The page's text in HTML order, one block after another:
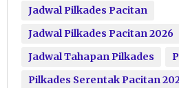
Jadwal Pilkades Pacitan
Jadwal Pilkades Pacitan 2026
Jadwal Tahapan Pilkades
Pilkades Serentak Pacitan